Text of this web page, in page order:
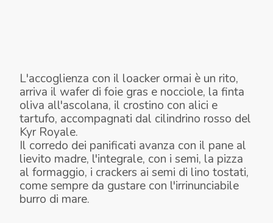
L'accoglienza con il loacker ormai è un rito,
arriva il wafer di foie gras e nocciole, la finta
oliva all'ascolana, il crostino con alici e
tartufo, accompagnati dal cilindrino rosso del
Kyr Royale.
Il corredo dei panificati avanza con il pane al
lievito madre, l'integrale, con i semi, la pizza
al formaggio, i crackers ai semi di lino tostati,
come sempre da gustare con l'irrinunciabile
burro di mare.
WAFER DI FOIE GRAS, FINTA OLIVA,